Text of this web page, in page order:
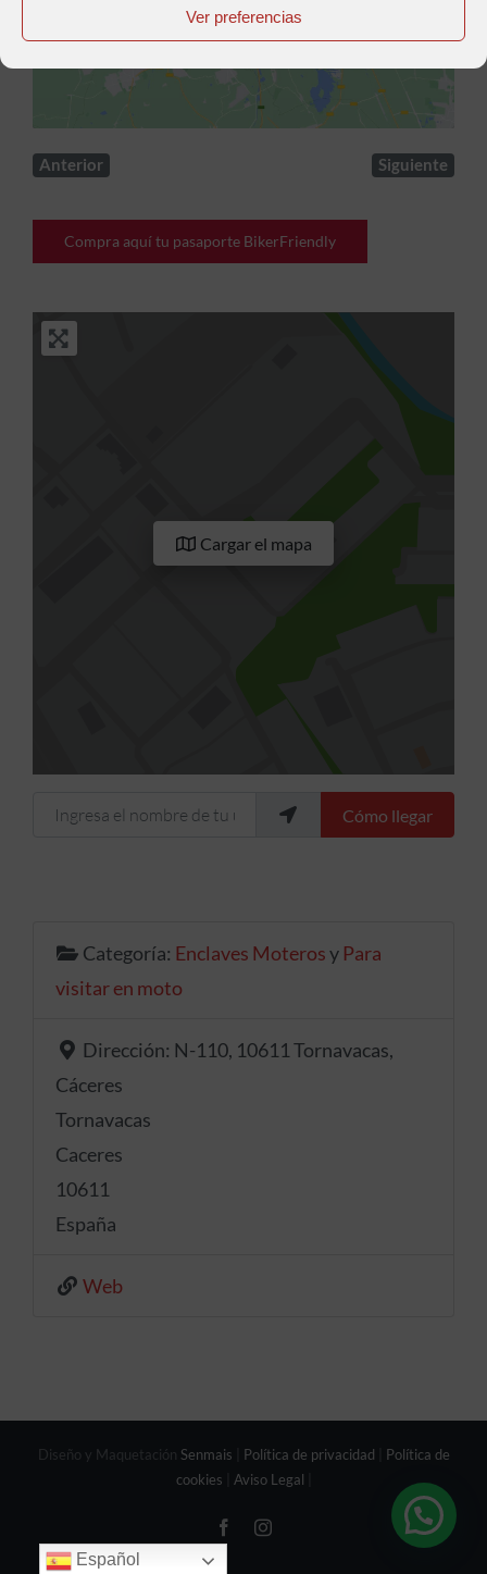
Ver preferencias
Anterior Siguiente
Compra aquí tu pasaporte BikerFriendly
Cargar el mapa
Ingresa el nombre de tu ubicación Cómo llegar
Categoría: Enclaves Moterosy Para
visitar en moto
Dirección: N-110, 10611 Tornavacas,
Cáceres
Tornavacas
Caceres
10611
España
Web
Diseño y Maquetación Senmais Política de privacidad
Política de
cookies
Aviso Legal
FacebookInstagram
Español